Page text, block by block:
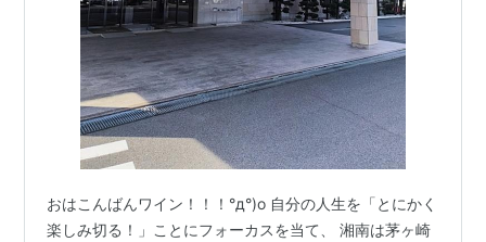
おはこんばんワイン！！！°д°)o 自分の人生を「とにかく
楽しみ切る！」ことにフォーカスを当て、 湘南は茅ヶ崎